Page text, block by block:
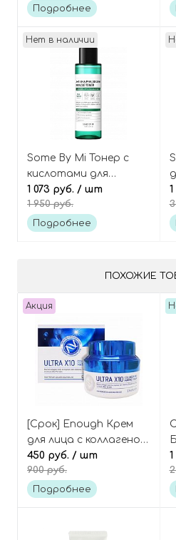
energy peeling gel
Подробнее
Нет в наличии
Some By Mi Тонер с
кислотами для
проблемной кожи AHA-
BHA-PHA 30 Days
Miracle Toner
1 073 руб. / шт
1 950 руб.
Подробнее
ПОХОЖИЕ
Акция
[Срок] Enough Крем
для лица с коллагеном
Ultra X10 collagen PRO
marine cream
450 руб. / шт
900 руб.
Подробнее